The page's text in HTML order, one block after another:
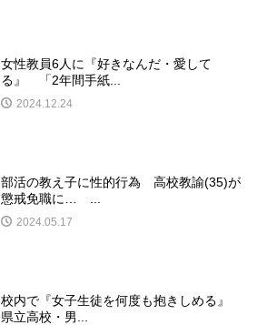
女性教員6人に『好きなんだ・愛して
る』 「2年間手紙...
2024.12.24
部活の教え子に性的行為 高校教諭(35)が
懲戒免職に… ...
2024.05.17
校内で『女子生徒を何度も抱きしめる』
県立高校・男...